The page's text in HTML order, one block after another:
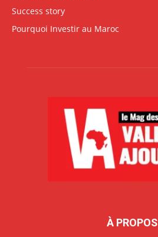
Success story
Pourquoi Investir au Maroc
À PROPOS